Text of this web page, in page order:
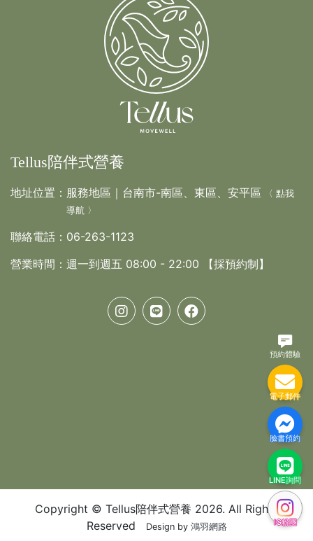
Tellus陪伴式營養
地址位置： 服務地區｜台南市-南區、東區、安平區 〈 點我
導航 〉
聯絡電話： 06-263-1123
營業時間： 週一到週五 08:00 - 22:00 【採預約制】
Copyright © Tellus陪伴式營養 2026. All Rights
Reserved
Design by 鴻羽網路
預約體驗
電子郵件
臉書預約
LINE詢問
IG粉團